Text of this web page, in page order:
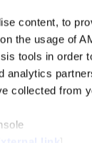
content, to
the usage of
tools in order
analytics
collected from
/ FAX: 81-3-